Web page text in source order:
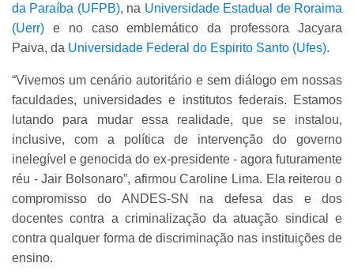
da Paraíba (UFPB), na Universidade Estadual de Roraima
(Uerr) e no caso emblemático da professora Jacyara
Paiva, da Universidade Federal do Espirito Santo (Ufes).
“Vivemos um cenário autoritário e sem diálogo em nossas
faculdades, universidades e institutos federais. Estamos
lutando para mudar essa realidade, que se instalou,
inclusive, com a política de intervenção do governo
inelegível e genocida do ex-presidente - agora futuramente
réu - Jair Bolsonaro”, afirmou Caroline Lima. Ela reiterou o
compromisso do ANDES-SN na defesa das e dos
docentes contra a criminalização da atuação sindical e
contra qualquer forma de discriminação nas instituições de
ensino.